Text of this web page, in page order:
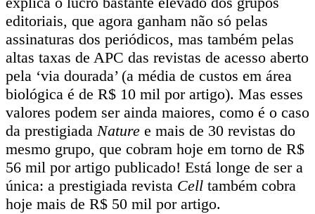
editoriais, que agora ganham não só pelas
assinaturas dos periódicos, mas também pelas
altas taxas de APC das revistas de acesso aberto
pela ‘via dourada’ (a média de custos em área
biológica é de R$ 10 mil por artigo). Mas esses
valores podem ser ainda maiores, como é o caso
da prestigiada Nature e mais de 30 revistas do
mesmo grupo, que cobram hoje em torno de R$
56 mil por artigo publicado! Está longe de ser a
única: a prestigiada revista Cell também cobra
hoje mais de R$ 50 mil por artigo.